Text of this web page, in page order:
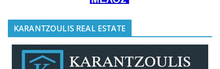
KARANTZOULIS REAL ESTATE